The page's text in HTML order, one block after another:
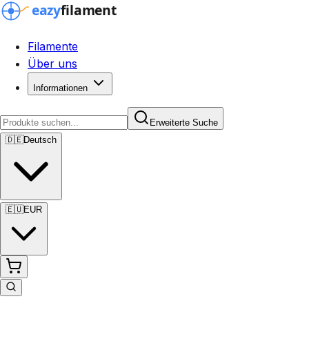
Filamente
Über uns
Informationen
Erweiterte Suche
🇩🇪Deutsch
🇪🇺EUR